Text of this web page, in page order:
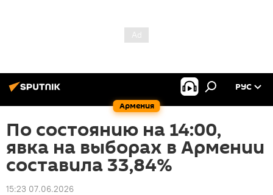
Армения
РУС
По состоянию на 14:00,
явка на выборах в Армении
составила 33,84%
15:23 07.06.2026